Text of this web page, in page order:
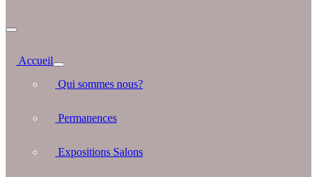
Accueil
Qui sommes nous?
Permanences
Expositions Salons